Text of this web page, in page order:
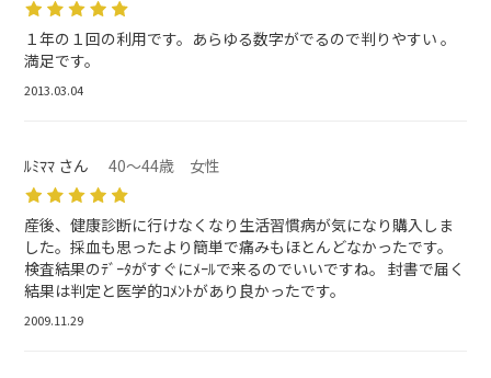
１年の１回の利用です。あらゆる数字がでるので判りやすい 。
満足です。
2013.03.04
ﾙﾐﾏﾏ さん 40～44歳 女性
産後、健康診断に行けなくなり生活習慣病が気になり購入しま
した。採血も思ったより簡単で痛みもほとんどなかったです。
検査結果のﾃﾞｰﾀがすぐにﾒｰﾙで来るのでいいですね。 封書で届く
結果は判定と医学的ｺﾒﾝﾄがあり良かったです。
2009.11.29